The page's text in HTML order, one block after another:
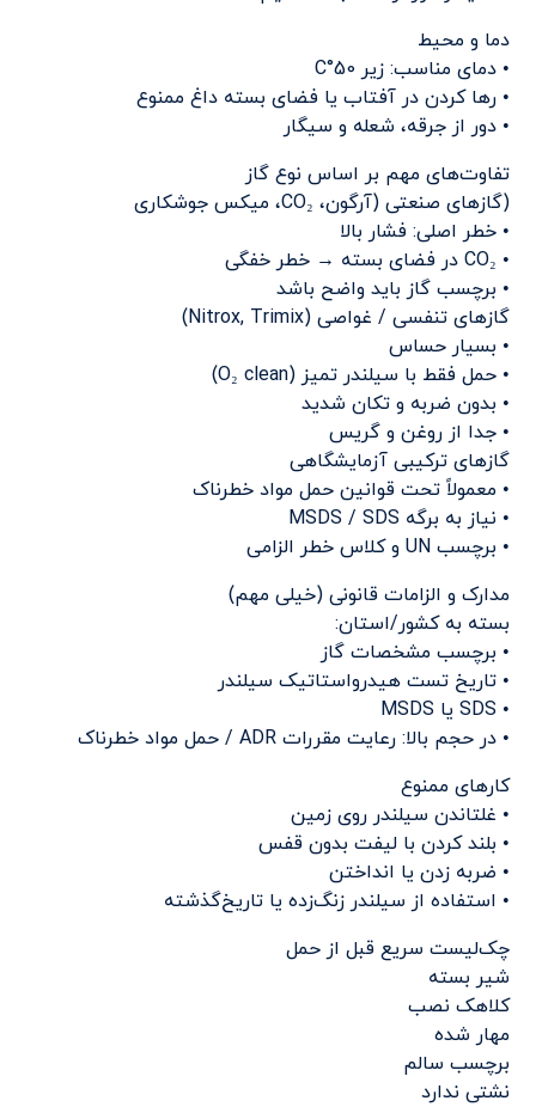
دما و محیط
• دمای مناسب: زیر 50°C
• رها کردن در آفتاب یا فضای بسته داغ ممنوع
• دور از جرقه، شعله و سیگار
تفاوت‌های مهم بر اساس نوع گاز
(گازهای صنعتی (آرگون، CO₂، میکس جوشکاری
• خطر اصلی: فشار بالا
• CO₂ در فضای بسته → خطر خفگی
• برچسب گاز باید واضح باشد
گازهای تنفسی / غواصی (Nitrox, Trimix)
• بسیار حساس
• حمل فقط با سیلندر تمیز (O₂ clean)
• بدون ضربه و تکان شدید
• جدا از روغن و گریس
گازهای ترکیبی آزمایشگاهی
• معمولاً تحت قوانین حمل مواد خطرناک
• نیاز به برگه MSDS / SDS
• برچسب UN و کلاس خطر الزامی
مدارک و الزامات قانونی (خیلی مهم)
بسته به کشور/استان:
• برچسب مشخصات گاز
• تاریخ تست هیدرواستاتیک سیلندر
• SDS یا MSDS
• در حجم بالا: رعایت مقررات ADR / حمل مواد خطرناک
کارهای ممنوع
• غلتاندن سیلندر روی زمین
• بلند کردن با لیفت بدون قفس
• ضربه زدن یا انداختن
• استفاده از سیلندر زنگ‌زده یا تاریخ‌گذشته
چک‌لیست سریع قبل از حمل
شیر بسته
کلاهک نصب
مهار شده
برچسب سالم
نشتی ندارد